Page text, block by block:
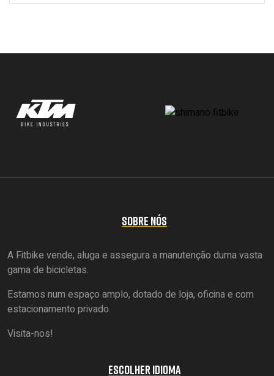
SOBRE NÓS
A Fitbike vende, aluga e assegura a manutenção duma vasta
gama de bicicletas.
Estamos num espaço amplo, dotado de loja, oficina e com
estacionamento privado.
Visita-nos!
ESCOLHER IDIOMA